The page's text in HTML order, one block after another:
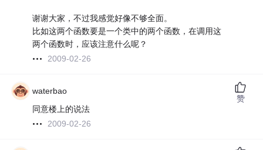
谢谢大家，不过我感觉好像不够全面。
比如这两个函数要是一个类中的两个函数，在调用这
两个函数时，应该注意什么呢？
2009-02-26
waterbao
同意楼上的说法
2009-02-26
赞